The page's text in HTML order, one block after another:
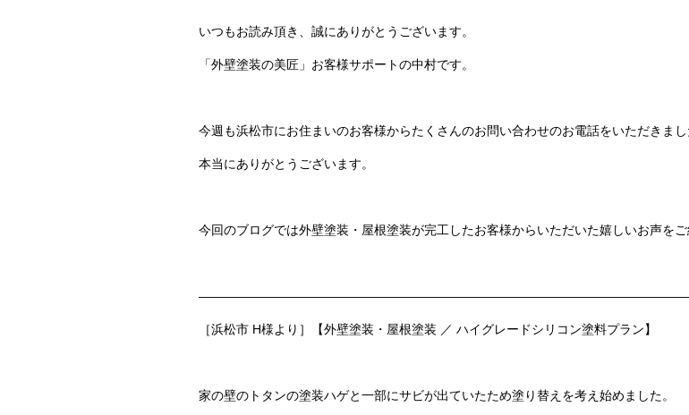
いつもお読み頂き、誠にありがとうございます。
「外壁塗装の美匠」お客様サポートの中村です。
今週も浜松市にお住まいのお客様からたくさんのお問い合わせのお電話をいただきまし
本当にありがとうございます。
今回のブログでは外壁塗装・屋根塗装が完工したお客様からいただいた嬉しいお声をご
［浜松市 H様より］【外壁塗装・屋根塗装 ／ ハイグレードシリコン塗料プラン】
家の壁のトタンの塗装ハゲと一部にサビが出ていたため塗り替えを考え始めました。